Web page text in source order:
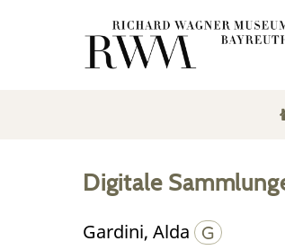
Digitale
Gardini, Alda